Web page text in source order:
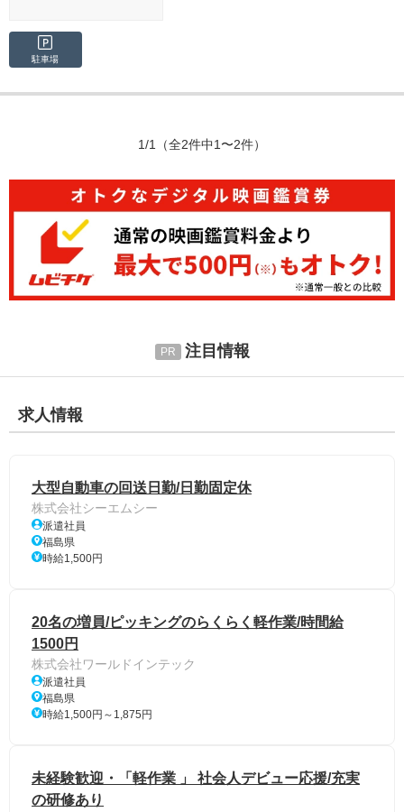
駐車場
1/1 （全2件中1〜2件）
注目情報
求人情報
大型自動車の回送日勤/日勤固定休
株式会社シーエムシー
派遣社員
福島県
時給1,500円
20名の増員/ピッキングのらくらく軽作業/時間給
1500円
株式会社ワールドインテック
派遣社員
福島県
時給1,500円～1,875円
未経験歓迎・「軽作業 」 社会人デビュー応援/充実
の研修あり